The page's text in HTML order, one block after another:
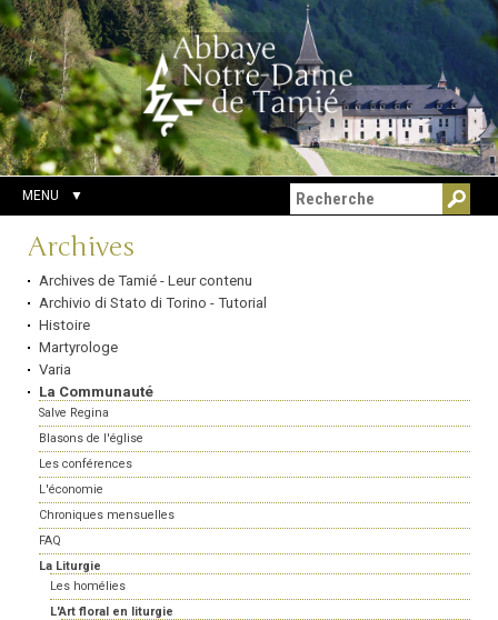
Aller
au
contenu.
|
Aller
à
la
navigation
Outils
personnels
Chercher par
Recherche
avancée…
MENU
Navigation
Archives
Archives de Tamié - Leur contenu
Archivio di Stato di Torino - Tutorial
Histoire
Martyrologe
Varia
La Communauté
Salve Regina
Blasons de l'église
Les conférences
L'économie
Chroniques mensuelles
FAQ
La Liturgie
Les homélies
L'Art floral en liturgie